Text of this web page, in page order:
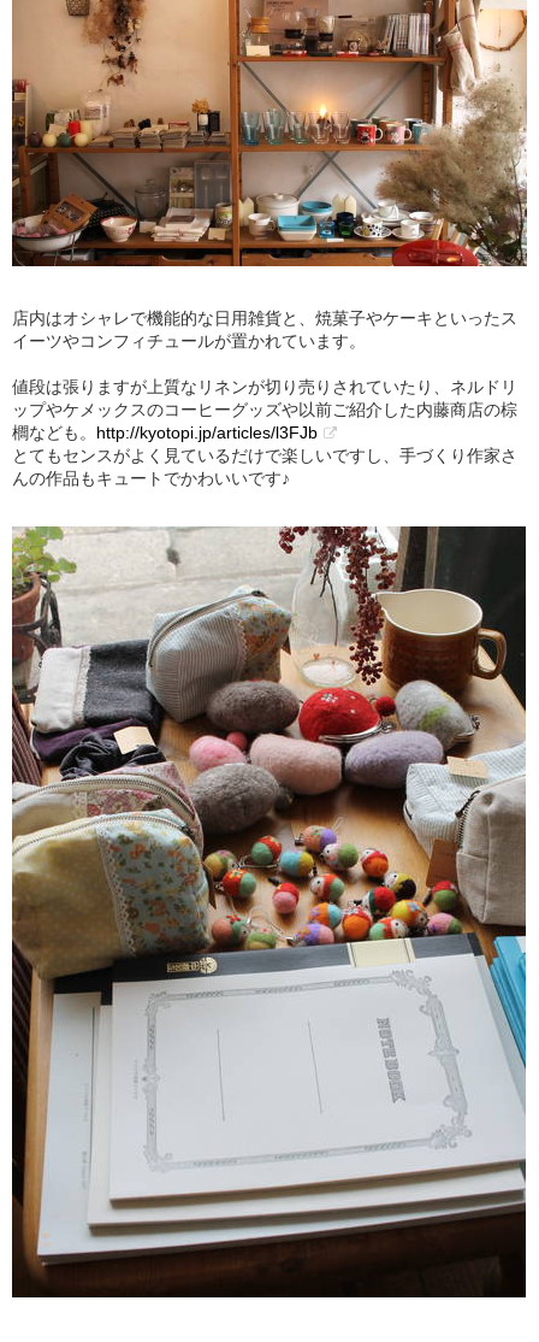
店内はオシャレで機能的な日用雑貨と、焼菓子やケーキといったス
イーツやコンフィチュールが置かれています。
値段は張りますが上質なリネンが切り売りされていたり、ネルドリ
ップやケメックスのコーヒーグッズや以前ご紹介した内藤商店の棕
櫚なども。 http://kyotopi.jp/articles/l3FJb
とてもセンスがよく見ているだけで楽しいですし、手づくり作家さ
んの作品もキュートでかわいいです♪